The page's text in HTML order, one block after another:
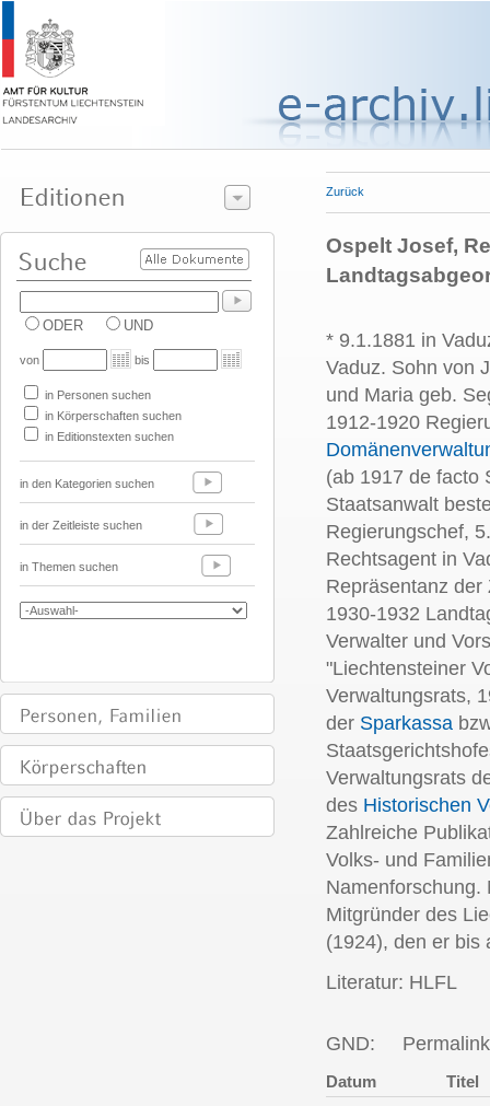
ODER UND
von bis
in Personen suchen
in Körperschaften suchen
in Editionstexten suchen
in den Kategorien suchen
in der Zeitleiste suchen
in Themen suchen
Zurück
Ospelt Josef,
* 9.1.1881 in
Vaduz. Sohn von
und Maria geb.
1912-1920
(ab 1917 de facto
Staatsanwalt
Regierungschef,
Rechtsagent in
Repräsentanz der
1930-1932
Verwalter und
"Liechtensteiner
Verwaltungsrats,
der Sparkassa
Verwaltungsrats
des Historischen
Zahlreiche
Volks- und
Mitgründer des
(1924), den er bis
Literatur: HLFL
GND:
Datum Titel